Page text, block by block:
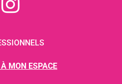
À MON ESPACE